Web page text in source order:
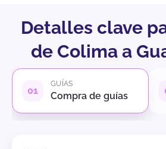
Detalles clave
de Colima a
GUÍAS
Compra de guías